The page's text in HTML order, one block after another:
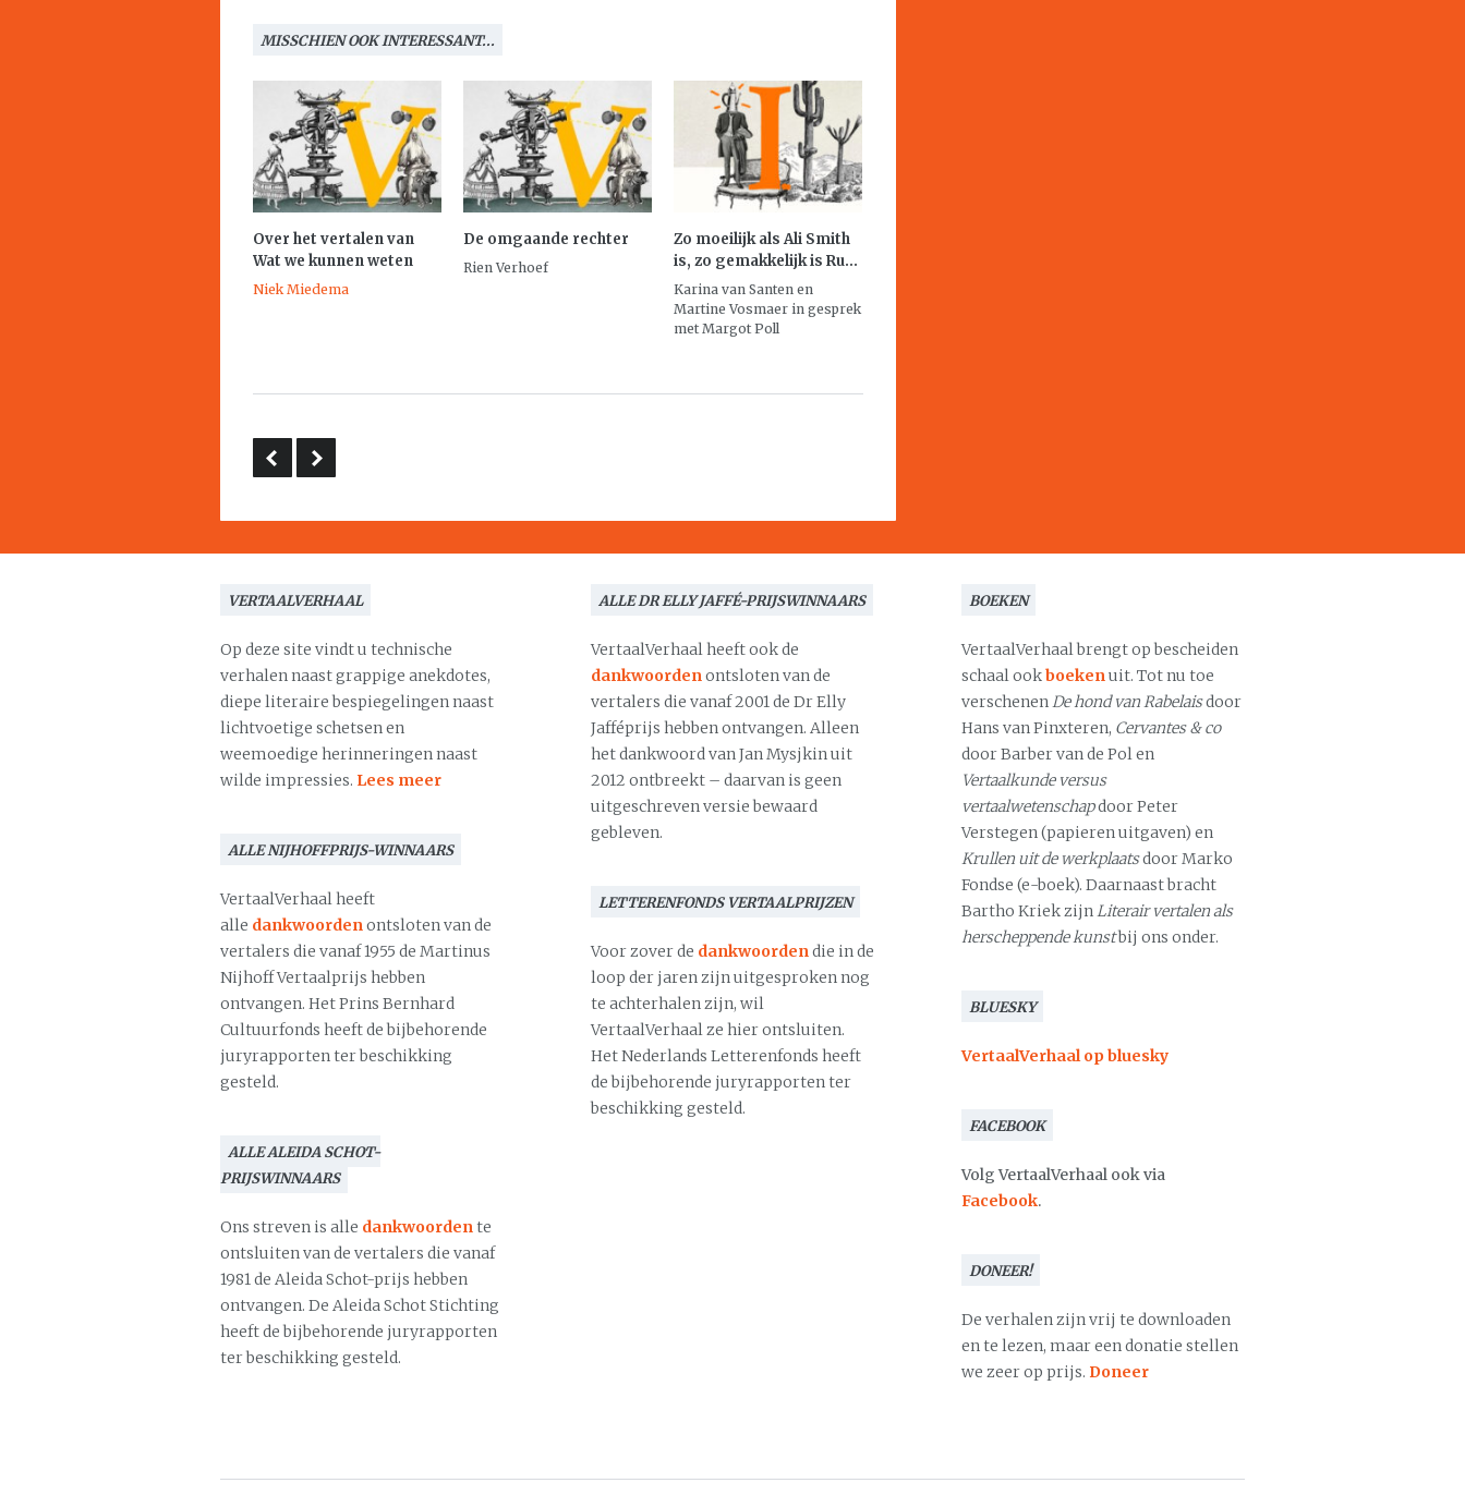
MISSCHIEN OOK INTERESSANT...
Over het vertalen van
Wat we kunnen weten
Niek Miedema
De omgaande rechter
Rien Verhoef
Zo moeilijk als Ali Smith
is, zo gemakkelijk is Ru...
Karina van Santen en
Martine Vosmaer in gesprek
met Margot Poll
VERTAALVERHAAL
Op deze site vindt u technische
verhalen naast grappige anekdotes,
diepe literaire bespiegelingen naast
lichtvoetige schetsen en
weemoedige herinneringen naast
wilde impressies. Lees meer
ALLE NIJHOFFPRIJS-WINNAARS
VertaalVerhaal heeft
alle dankwoordenontsloten van de
vertalers die vanaf 1955 de Martinus
Nijhoff Vertaalprijs hebben
ontvangen. Het Prins Bernhard
Cultuurfonds heeft de bijbehorende
juryrapporten ter beschikking
gesteld.
ALLE ALEIDA SCHOT-
PRIJSWINNAARS
Ons streven is alle dankwoordente
ontsluiten van de vertalers die vanaf
1981 de Aleida Schot-prijs hebben
ontvangen. De Aleida Schot Stichting
heeft de bijbehorende juryrapporten
ter beschikking gesteld.
ALLE DR ELLY JAFFÉ-PRIJSWINNAARS
VertaalVerhaal heeft ook de
dankwoordenontsloten van de
vertalers die vanaf 2001 de Dr Elly
Jafféprijs hebben ontvangen. Alleen
het dankwoord van Jan Mysjkin uit
2012 ontbreekt – daarvan is geen
uitgeschreven versie bewaard
gebleven.
LETTERENFONDS VERTAALPRIJZEN
Voor zover de dankwoordendie in de
loop der jaren zijn uitgesproken nog
te achterhalen zijn, wil
VertaalVerhaal ze hier ontsluiten.
Het Nederlands Letterenfonds heeft
de bijbehorende juryrapporten ter
beschikking gesteld.
BOEKEN
VertaalVerhaal brengt op bescheiden
schaal ookboekenuit. Tot nu toe
verschenenDe hond van Rabelaisdoor
Hans van Pinxteren, Cervantes & co
door Barber van de Pol en
Vertaalkunde versus
vertaalwetenschapdoor Peter
Verstegen (papieren uitgaven) en
Krullen uit de werkplaatsdoor Marko
Fondse (e-boek). Daarnaast bracht
Bartho Kriek zijnLiterair vertalen als
herscheppende kunstbij ons onder.
BLUESKY
VertaalVerhaal op bluesky
FACEBOOK
Volg VertaalVerhaal ook via
Facebook.
DONEER!
De verhalen zijn vrij te downloaden
en te lezen, maar een donatie stellen
we zeer op prijs. Doneer